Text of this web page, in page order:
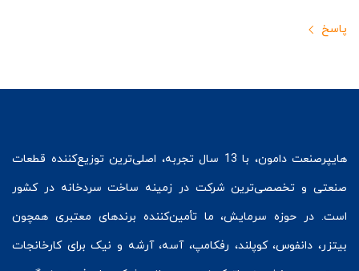
پاسخ
هایپرصنعت
دامون، با 13 سال تجربه، اصلی‌ترین توزیع‌کننده قطعات
صنعتی و تخصصی‌ترین شرکت در زمینه ساخت سردخانه در کشور
است. در حوزه سرمایش، ما تأمین‌کننده برندهای معتبری همچون
بیتزر، دانفوس،کوپلند، رفکامپ، آسه، آرشه و نیک برای کارخانجات